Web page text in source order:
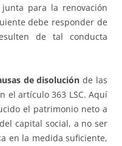
para la renovación
debe responder de
de tal conducta
de disolución de las
el artículo 363 LSC. Aquí
el patrimonio neto a
capital social, a no ser
en la medida suficiente,